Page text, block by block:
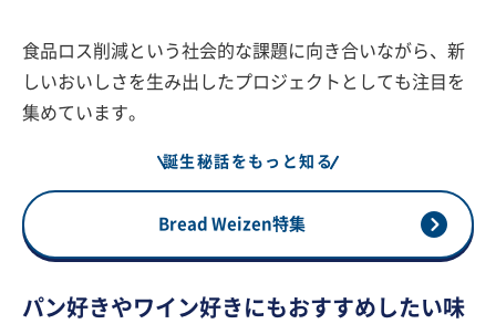
食品ロス削減という社会的な課題に向き合いながら、新
しいおいしさを生み出したプロジェクトとしても注目を
集めています。
誕生秘話をもっと知る
Bread Weizen特集
パン好きやワイン好きにもおすすめしたい味